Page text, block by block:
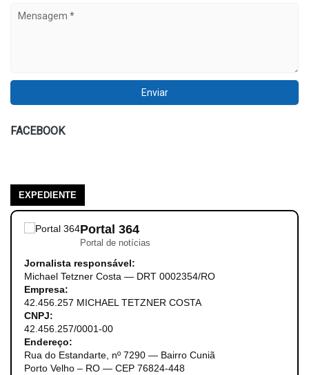
FACEBOOK
EXPEDIENTE
Portal 364
Portal de notícias
Jornalista responsável:
Michael Tetzner Costa — DRT 0002354/RO
Empresa:
42.456.257 MICHAEL TETZNER COSTA
CNPJ:
42.456.257/0001-00
Endereço:
Rua do Estandarte, nº 7290 — Bairro Cuniã
Porto Velho – RO — CEP 76824-448